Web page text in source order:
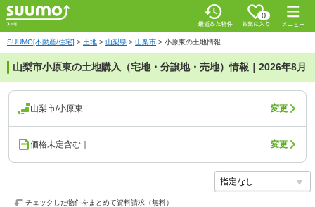
0
SUUMO[不動産/住宅] > 土地 > 山梨県 > 山梨市 > 小原東の土地情報
山梨市小原東の土地購入（宅地・分譲地・売地）情報｜2026年8月
山梨市/小原東 変更
価格未定含む｜ 変更
チェックした物件をまとめて資料請求（無料）